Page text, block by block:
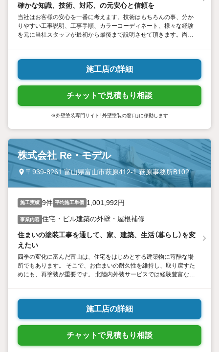
確かな知識、技術、対応、の元安心と信頼を
当社はお客様の安心を一番に考えます。技術はもちろんの事、分か
りやすい工事説明、工事手順、カラーコーディネート、様々な経験
を元に当社スタッフが最初から最後まで説明させて頂きます。尚、
施工店の詳細
チャットで見積もり相談
※外壁塗装専門サイト「外壁塗装の窓口」に移動します
株式会社 Re・モデル
〒939-8261 富山県富山市萩原412-1 萩原事務所B102
施工実績 9件 平均施工単価 1,001,992円
事業内容 住宅・ビル建築の外壁・屋根補修
住まいの塗装工事を通して、家、建築、生活（暮らし）を変
えたい
四季の変化に富んだ富山は、住宅をはじめとする建築物に苛酷な場
所でもあります。 そこで、お住まいの耐久性を維持し、取り戻すた
めにも、再塗装が重要です。 北陸内外装サービスでは経験豊富な職
施工店の詳細
チャットで見積もり相談